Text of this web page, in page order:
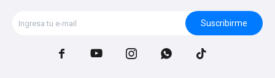
Suscribirme
    